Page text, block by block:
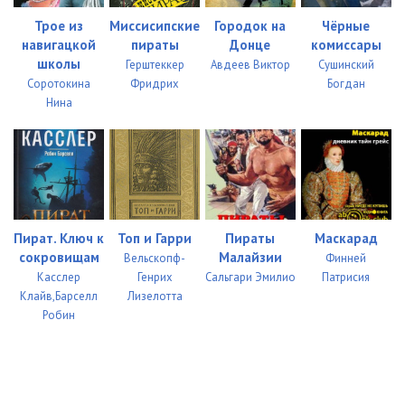
02-09 26:34
02-10 30:03
02-11
02-12 30:40
02-13 32:11
02-14 30:47
02-15 27:51
02-16 34:20
02-17
Трое из
навигацкой
школы
Соротокина
Нина
Миссисипские
пираты
Герштеккер
Фридрих
Городок на
Донце
Авдеев Виктор
Чёрные
комиссары
Сушинский
Богдан
Пират. Ключ к
сокровищам
Касслер
Клайв,Барселл
Робин
Топ и Гарри
Вельскопф-
Генрих
Лизелотта
Пираты
Малайзии
Сальгари Эмилио
Маскарад
Финней
Патрисия